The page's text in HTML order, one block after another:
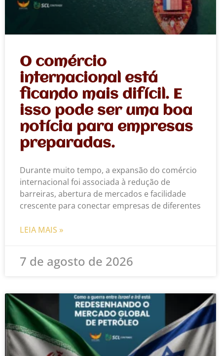
O comércio
internacional está
ficando mais difícil. E
isso pode ser uma boa
notícia para empresas
preparadas.
Durante muito tempo, a expansão do comércio
internacional foi associada à redução de
barreiras, abertura de mercados e facilidade
crescente para conectar empresas de diferentes
LEIA MAIS »
7 de agosto de 2026